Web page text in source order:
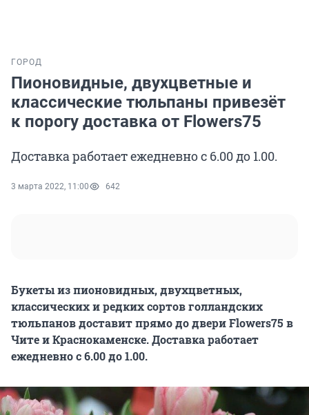
ГОРОД
Пионовидные, двухцветные и
классические тюльпаны привезёт
к порогу доставка от Flowers75
Доставка работает ежедневно с 6.00 до 1.00.
3 марта 2022, 11:00 642
Букеты из пионовидных, двухцветных,
классических и редких сортов голландских
тюльпанов доставит прямо до двери Flowers75 в
Чите и Краснокаменске. Доставка работает
ежедневно с 6.00 до 1.00.